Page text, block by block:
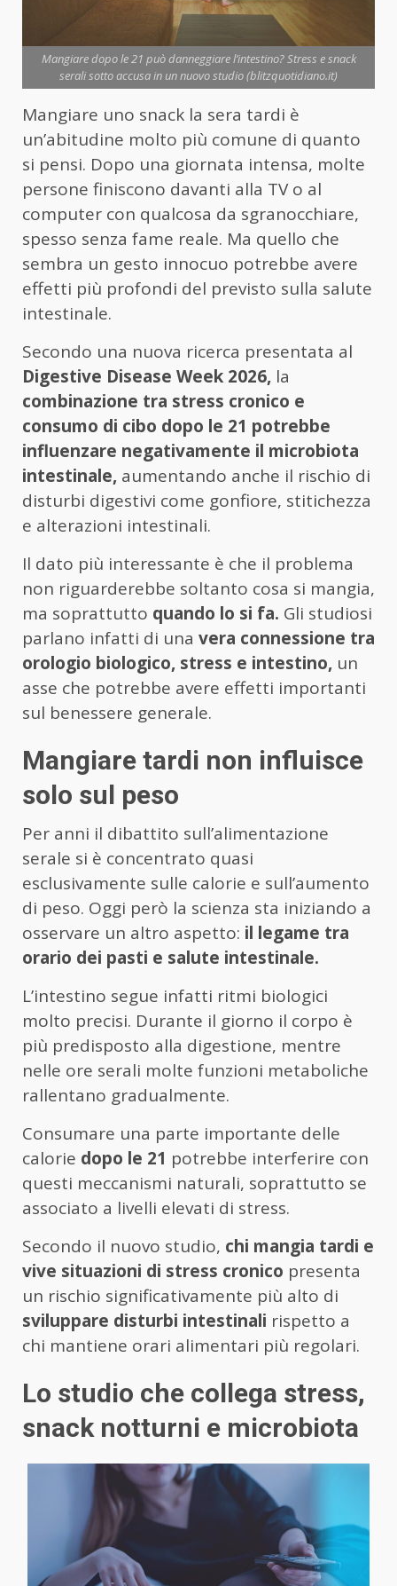
Mangiare dopo le 21 può danneggiare l’intestino? Stress e snack
serali sotto accusa in un nuovo studio (blitzquotidiano.it)
Mangiare uno snack la sera tardi è
un’abitudine molto più comune di quanto
si pensi. Dopo una giornata intensa, molte
persone finiscono davanti alla TV o al
computer con qualcosa da sgranocchiare,
spesso senza fame reale. Ma quello che
sembra un gesto innocuo potrebbe avere
effetti più profondi del previsto sulla salute
intestinale.
Secondo una nuova ricerca presentata al
Digestive Disease Week 2026, la
combinazione tra stress cronico e
consumo di cibo dopo le 21 potrebbe
influenzare negativamente il microbiota
intestinale, aumentando anche il rischio di
disturbi digestivi come gonfiore, stitichezza
e alterazioni intestinali.
Il dato più interessante è che il problema
non riguarderebbe soltanto cosa si mangia,
ma soprattutto quando lo si fa. Gli studiosi
parlano infatti di una vera connessione tra
orologio biologico, stress e intestino, un
asse che potrebbe avere effetti importanti
sul benessere generale.
Mangiare tardi non influisce
solo sul peso
Per anni il dibattito sull’alimentazione
serale si è concentrato quasi
esclusivamente sulle calorie e sull’aumento
di peso. Oggi però la scienza sta iniziando a
osservare un altro aspetto: il legame tra
orario dei pasti e salute intestinale.
L’intestino segue infatti ritmi biologici
molto precisi. Durante il giorno il corpo è
più predisposto alla digestione, mentre
nelle ore serali molte funzioni metaboliche
rallentano gradualmente.
Consumare una parte importante delle
calorie dopo le 21 potrebbe interferire con
questi meccanismi naturali, soprattutto se
associato a livelli elevati di stress.
Secondo il nuovo studio, chi mangia tardi e
vive situazioni di stress cronico presenta
un rischio significativamente più alto di
sviluppare disturbi intestinali rispetto a
chi mantiene orari alimentari più regolari.
Lo studio che collega stress,
snack notturni e microbiota